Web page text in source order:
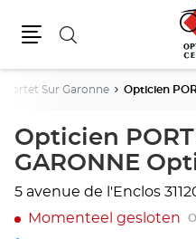
Zoeken
Portet Sur Garonne Opticien
Opticien
GARONNE
5 avenue de l'Enclos
Momenteel gesloten